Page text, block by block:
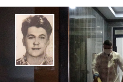
SPOR
MAGAZİN
ESKİŞEHİRSPOR